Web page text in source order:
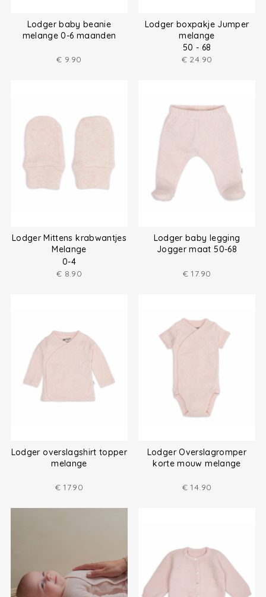
Lodger baby beanie
melange 0-6 maanden
€ 9.90
Lodger boxpakje Jumper
melange
50 - 68
€ 24.90
Lodger Mittens krabwantjes
Melange
0-4
€ 8.90
Lodger baby legging
Jogger maat 50-68
€ 17.90
Lodger overslagshirt topper
melange
€ 17.90
Lodger Overslagromper
korte mouw melange
€ 14.90